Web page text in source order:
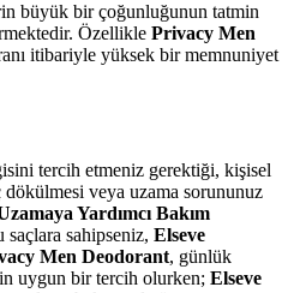
büyük bir çoğunluğunun tatmin
Özellikle Privacy Men
itibariyle yüksek bir memnuniyet
tercih etmeniz gerektiği, kişisel
dökülmesi veya uzama sorununuz
Yardımcı Bakım
sahipseniz, Elseve
Men Deodorant, günlük
uygun bir tercih olurken; Elseve